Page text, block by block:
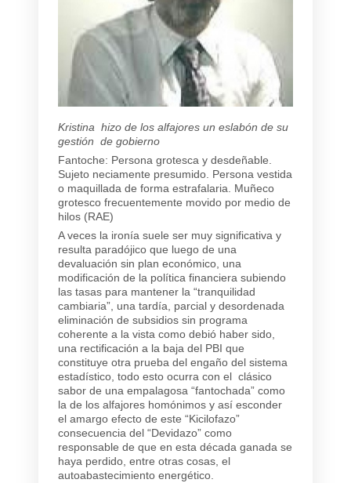
Kristina hizo de los alfajores un eslabón de su
gestión de gobierno
Fantoche: Persona grotesca y desdeñable.
Sujeto neciamente presumido. Persona vestida
o maquillada de forma estrafalaria. Muñeco
grotesco frecuentemente movido por medio de
hilos (RAE)
A veces la ironía suele ser muy significativa y
resulta paradójico que luego de una
devaluación sin plan económico, una
modificación de la política financiera subiendo
las tasas para mantener la “tranquilidad
cambiaria”, una tardía, parcial y desordenada
eliminación de subsidios sin programa
coherente a la vista como debió haber sido,
una rectificación a la baja del PBI que
constituye otra prueba del engaño del sistema
estadístico, todo esto ocurra con el clásico
sabor de una empalagosa “fantochada” como
la de los alfajores homónimos y así esconder
el amargo efecto de este “Kicilofazo”
consecuencia del “Devidazo” como
responsable de que en esta década ganada se
haya perdido, entre otras cosas, el
autoabastecimiento energético.